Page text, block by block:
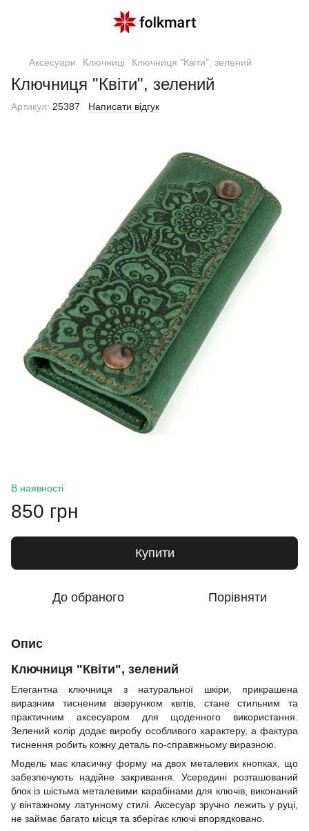
Аксесуари Ключниці Ключниця "Квіти", зелений
Ключниця "Квіти", зелений
Артикул: 25387 Написати відгук
В наявності
850 грн
Купити
До обраного Порівняти
Опис
Ключниця "Квіти", зелений
Елегантна ключниця з натуральної шкіри, прикрашена
виразним тисненим візерунком квітів, стане стильним та
практичним аксесуаром для щоденного використання.
Зелений колір додає виробу особливого характеру, а фактура
тиснення робить кожну деталь по-справжньому виразною.
Модель має класичну форму на двох металевих кнопках, що
забезпечують надійне закривання. Усередині розташований
блок із шістьма металевими карабінами для ключів, виконаний
у вінтажному латунному стилі. Аксесуар зручно лежить у руці,
не займає багато місця та зберігає ключі впорядковано.